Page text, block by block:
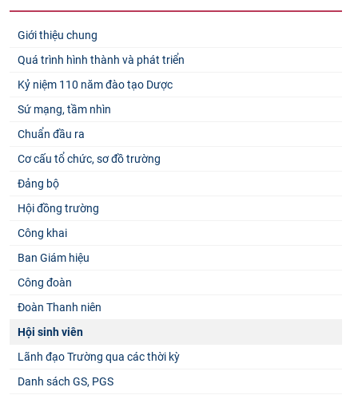
Giới thiệu chung
Quá trình hình thành và phát triển
Kỷ niệm 110 năm đào tạo Dược
Sứ mạng, tầm nhìn
Chuẩn đầu ra
Cơ cấu tổ chức, sơ đồ trường
Đảng bộ
Hội đồng trường
Công khai
Ban Giám hiệu
Công đoàn
Đoàn Thanh niên
Hội sinh viên
Lãnh đạo Trường qua các thời kỳ
Danh sách GS, PGS